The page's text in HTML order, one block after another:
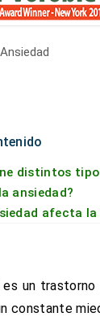
Ansiedad
distintos
ansiedad?
afecta la
es un trastorno
constante